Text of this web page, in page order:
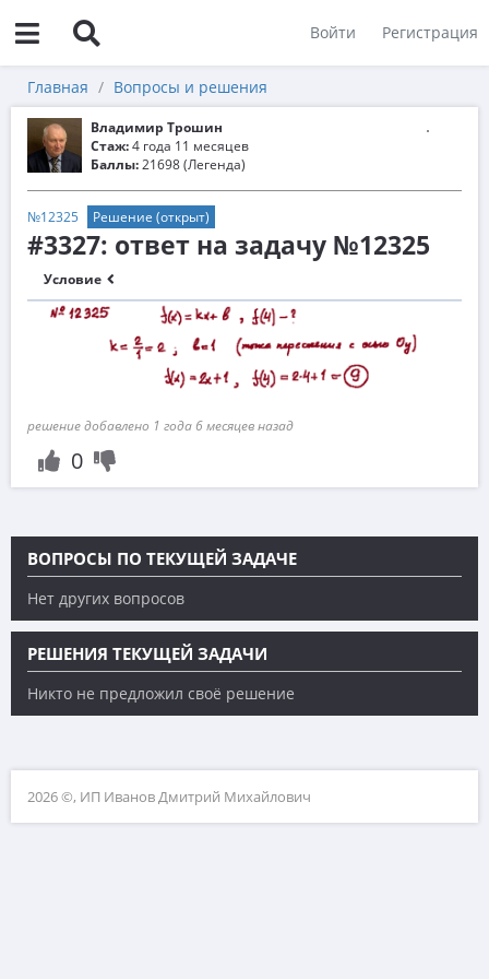
Войти Регистрация
Главная Вопросы и решения
Владимир Трошин
Стаж:4 года 11 месяцев
Баллы:21698 (Легенда)
№12325 Решение (открыт)
#3327: ответ на задачу №12325
Условие
решение добавлено 1 года 6 месяцев назад
0
ВОПРОСЫ ПО ТЕКУЩЕЙ ЗАДАЧЕ
Нет других вопросов
РЕШЕНИЯ ТЕКУЩЕЙ ЗАДАЧИ
Никто не предложил своё решение
2026 ©, ИП Иванов Дмитрий Михайлович